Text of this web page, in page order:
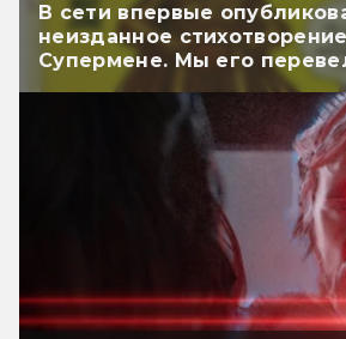
В сети впервые
неизданное
Супермене. Мы его